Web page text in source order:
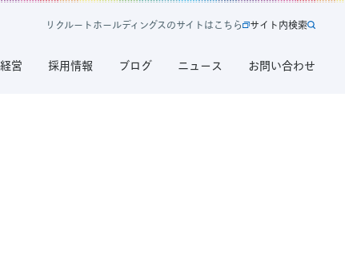
新
タ
リ クルー トホールディ ングスのサイ トはこち ら サ
ト
サイ ト内検索
営 採用情報 ブログ ニュース お問い合わせ